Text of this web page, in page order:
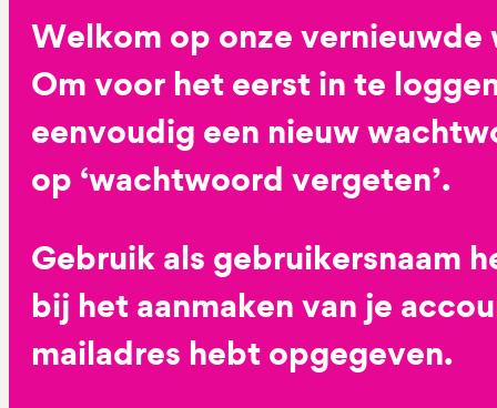
Welkom op onze vernieuwde
Om voor het eerst in te
eenvoudig een nieuw
op ‘wachtwoord vergeten’.
Gebruik als gebruikersnaam
bij het aanmaken van je
mailadres hebt opgegeven.